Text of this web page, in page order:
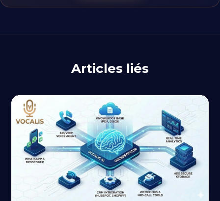
Articles liés